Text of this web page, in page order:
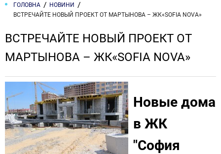
ГОЛОВНА
НОВИНИ
ВСТРЕЧАЙТЕ НОВЫЙ ПРОЕКТ ОТ МАРТЫНОВА – ЖК«SOFIA NOVA»
ВСТРЕЧАЙТЕ НОВЫЙ ПРОЕКТ ОТ
МАРТЫНОВА – ЖК«SOFIA NOVA»
Новые дома
в ЖК
"София